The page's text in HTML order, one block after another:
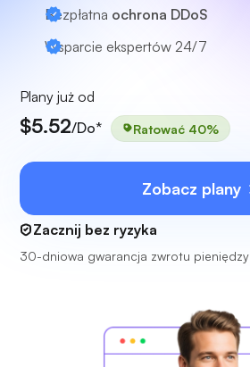
Bezpłatna ochrona DDoS
Wsparcie ekspertów 24/7
Plany już od
$5.52/Do* Ratować 40%
Zobacz plany
Zacznij bez ryzyka
30-dniowa gwarancja zwrotu pieniędzy